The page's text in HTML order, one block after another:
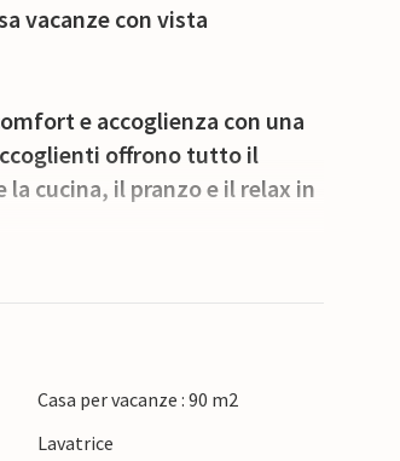
vacanze con vista
e accoglienza con una
offrono tutto il
cucina, il pranzo e il relax in
terrazze e una piscina
e godersi l'aria aperta.
esploratori. Esplorate gli
Casa per vacanze : 90 m2
Lavatrice